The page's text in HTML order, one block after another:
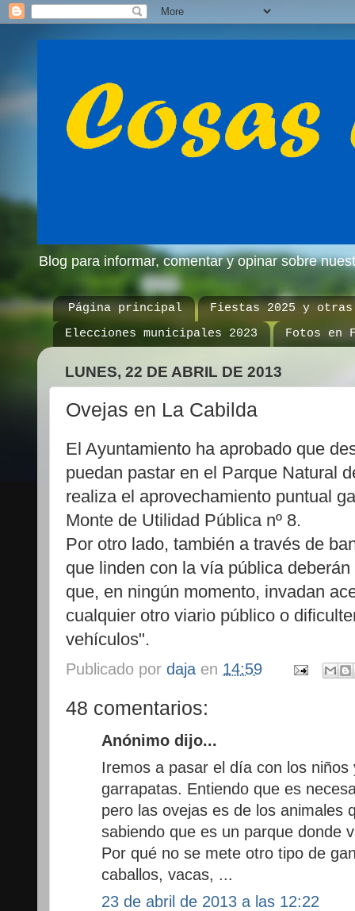
Blog para informar, comentar y opinar sobre
Página principal
Fiestas 2025 y otras
Elecciones municipales 2023
Fotos en
LUNES, 22 DE ABRIL DE 2013
Ovejas en La Cabilda
El Ayuntamiento ha aprobado que
puedan pastar en el Parque Natural
realiza el aprovechamiento puntual
Monte de Utilidad Pública nº 8.
Por otro lado, también a través de
que linden con la vía pública
que, en ningún momento, invadan
cualquier otro viario público o
vehículos".
Publicado por daja en 14:59
48 comentarios:
Anónimo dijo...
Iremos a pasar el día con los niños
garrapatas. Entiendo que es
pero las ovejas es de los animales
sabiendo que es un parque donde
Por qué no se mete otro tipo de
caballos, vacas, ...
23 de abril de 2013 a las 12:22